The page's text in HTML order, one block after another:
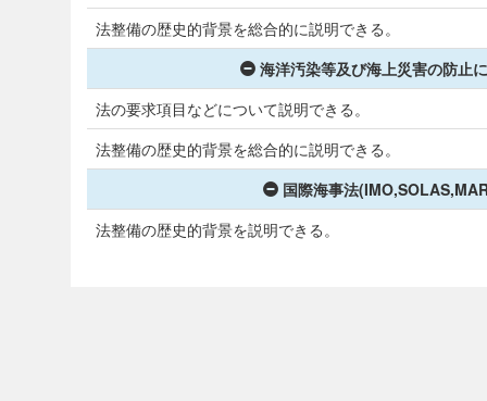
法整備の歴史的背景を総合的に説明できる。
海洋汚染等及び海上災害の防止
法の要求項目などについて説明できる。
法整備の歴史的背景を総合的に説明できる。
国際海事法
法整備の歴史的背景を説明できる。